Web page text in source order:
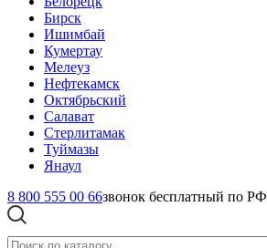
Бирск
Ишимбай
Кумертау
Мелеуз
Нефтекамск
Октябрьский
Салават
Стерлитамак
Туймазы
Янаул
8 800 555 00 66звонок бесплатный по РФ